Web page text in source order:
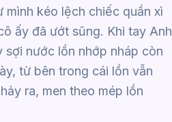
kéo lệch chiếc quần xì
ấy đã ướt sũng. Khi tay Anh
nước lồn nhớp nháp còn
từ bên trong cái lồn vẫn
ra, men theo mép lồn